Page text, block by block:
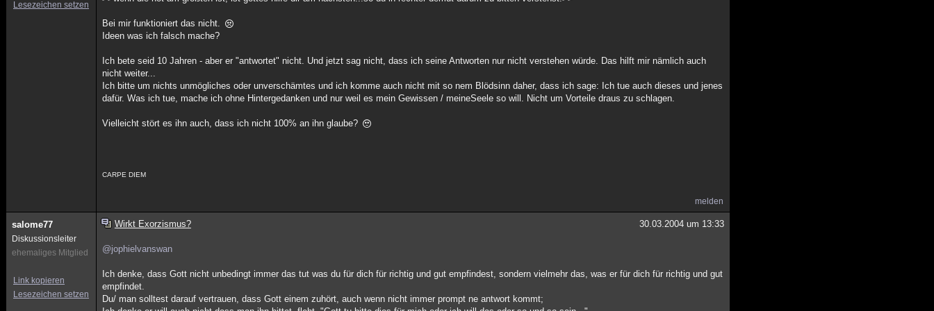
Lesezeichen setzen
Bei mir funktioniert das nicht.
Ideen was ich falsch mache?
Ich bete seid 10 Jahren - aber er "antwortet" nicht. Und jetzt sag nicht, dass ich seine Antworten nur nicht verstehen würde. Das hilft mir nämlich auch
nicht weiter...
Ich bitte um nichts unmögliches oder unverschämtes und ich komme auch nicht mit so nem Blödsinn daher, dass ich sage: Ich tue auch dieses und jenes
dafür. Was ich tue, mache ich ohne Hintergedanken und nur weil es mein Gewissen / meineSeele so will. Nicht um Vorteile draus zu schlagen.
Vielleicht stört es ihn auch, dass ich nicht 100% an ihn glaube?
CARPE DIEM
melden
salome77
Diskussionsleiter
ehemaliges Mitglied
Link kopieren
Lesezeichen setzen
Wirkt Exorzismus? 30.03.2004 um 13:33
@jophielvanswan
Ich denke, dass Gott nicht unbedingt immer das tut was du für dich für richtig und gut empfindest, sondern vielmehr das, was er für dich für richtig und gut
empfindet.
Du/ man solltest darauf vertrauen, dass Gott einem zuhört, auch wenn nicht immer prompt ne antwort kommt;